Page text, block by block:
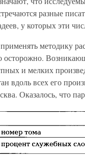
разные
у которых эти
методику
осторожно.
и мелких
вдоль всех его
Оказалось, что